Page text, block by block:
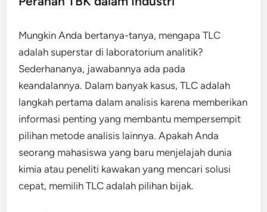
Mungkin Anda bertanya-tanya, mengapa TLC
adalah superstar di laboratorium analitik?
Sederhananya, jawabannya ada pada
keandalannya. Dalam banyak kasus, TLC adalah
langkah pertama dalam analisis karena memberikan
informasi penting yang membantu mempersempit
pilihan metode analisis lainnya. Apakah Anda
seorang mahasiswa yang baru menjelajah dunia
kimia atau peneliti kawakan yang mencari solusi
cepat, memilih TLC adalah pilihan bijak.